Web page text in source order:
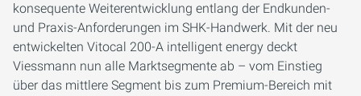
konsequente Weiterentwicklung entlang der Endkunden-
und Praxis-Anforderungen im SHK-Handwerk. Mit der neu
entwickelten Vitocal 200-A intelligent energy deckt
Viessmann nun alle Marktsegmente ab – vom Einstieg
über das mittlere Segment bis zum Premium-Bereich mit